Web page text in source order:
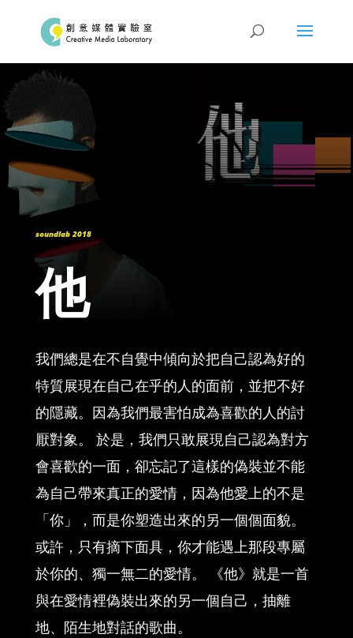
soundlab 2018
他
我們總是在不自覺中傾向於把自己認為好的
特質展現在自己在乎的人的面前，並把不好
的隱藏。因為我們最害怕成為喜歡的人的討
厭對象。 於是，我們只敢展現自己認為對方
會喜歡的一面，卻忘記了這樣的偽裝並不能
為自己帶來真正的愛情，因為他愛上的不是
「你」，而是你塑造出來的另一個個面貌。
或許，只有摘下面具，你才能遇上那段專屬
於你的、獨一無二的愛情。 《他》就是一首
與在愛情裡偽裝出來的另一個自己，抽離
地、陌生地對話的歌曲。